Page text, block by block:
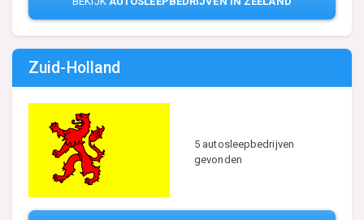
Zuid-Holland
5 autosleepbedrijven
gevonden